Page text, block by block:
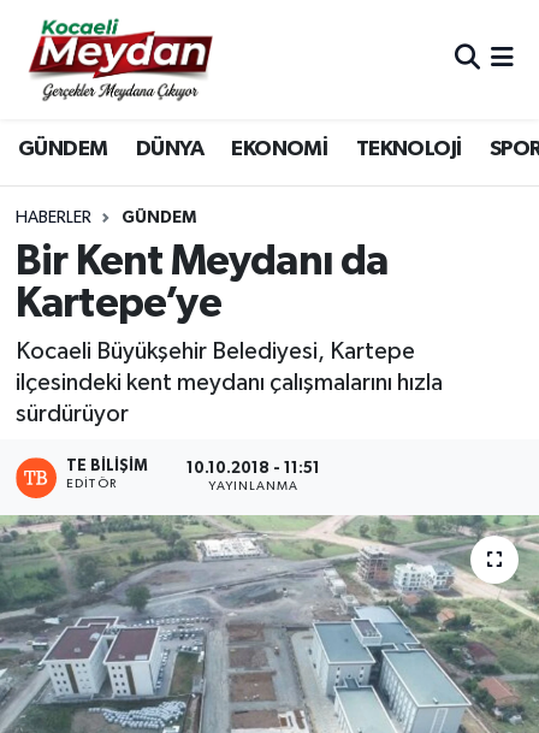
GÜNDEM DÜNYA EKONOMİ TEKNOLOJİ
HABERLER GÜNDEM
Bir Kent Meydanı da
Kartepe’ye
Kocaeli Büyükşehir Belediyesi, Kartepe
ilçesindeki kent meydanı çalışmalarını hızla
sürdürüyor
TE BILIŞIM
EDITÖR
10.10.2018 - 11:51
YAYINLANMA
Nöbetçi Eczaneler
Hava Durumu
Trafik Durumu
Süper Lig Puan Durumu ve Fikstür
Son Dakika Haberleri
Haber Arşivi